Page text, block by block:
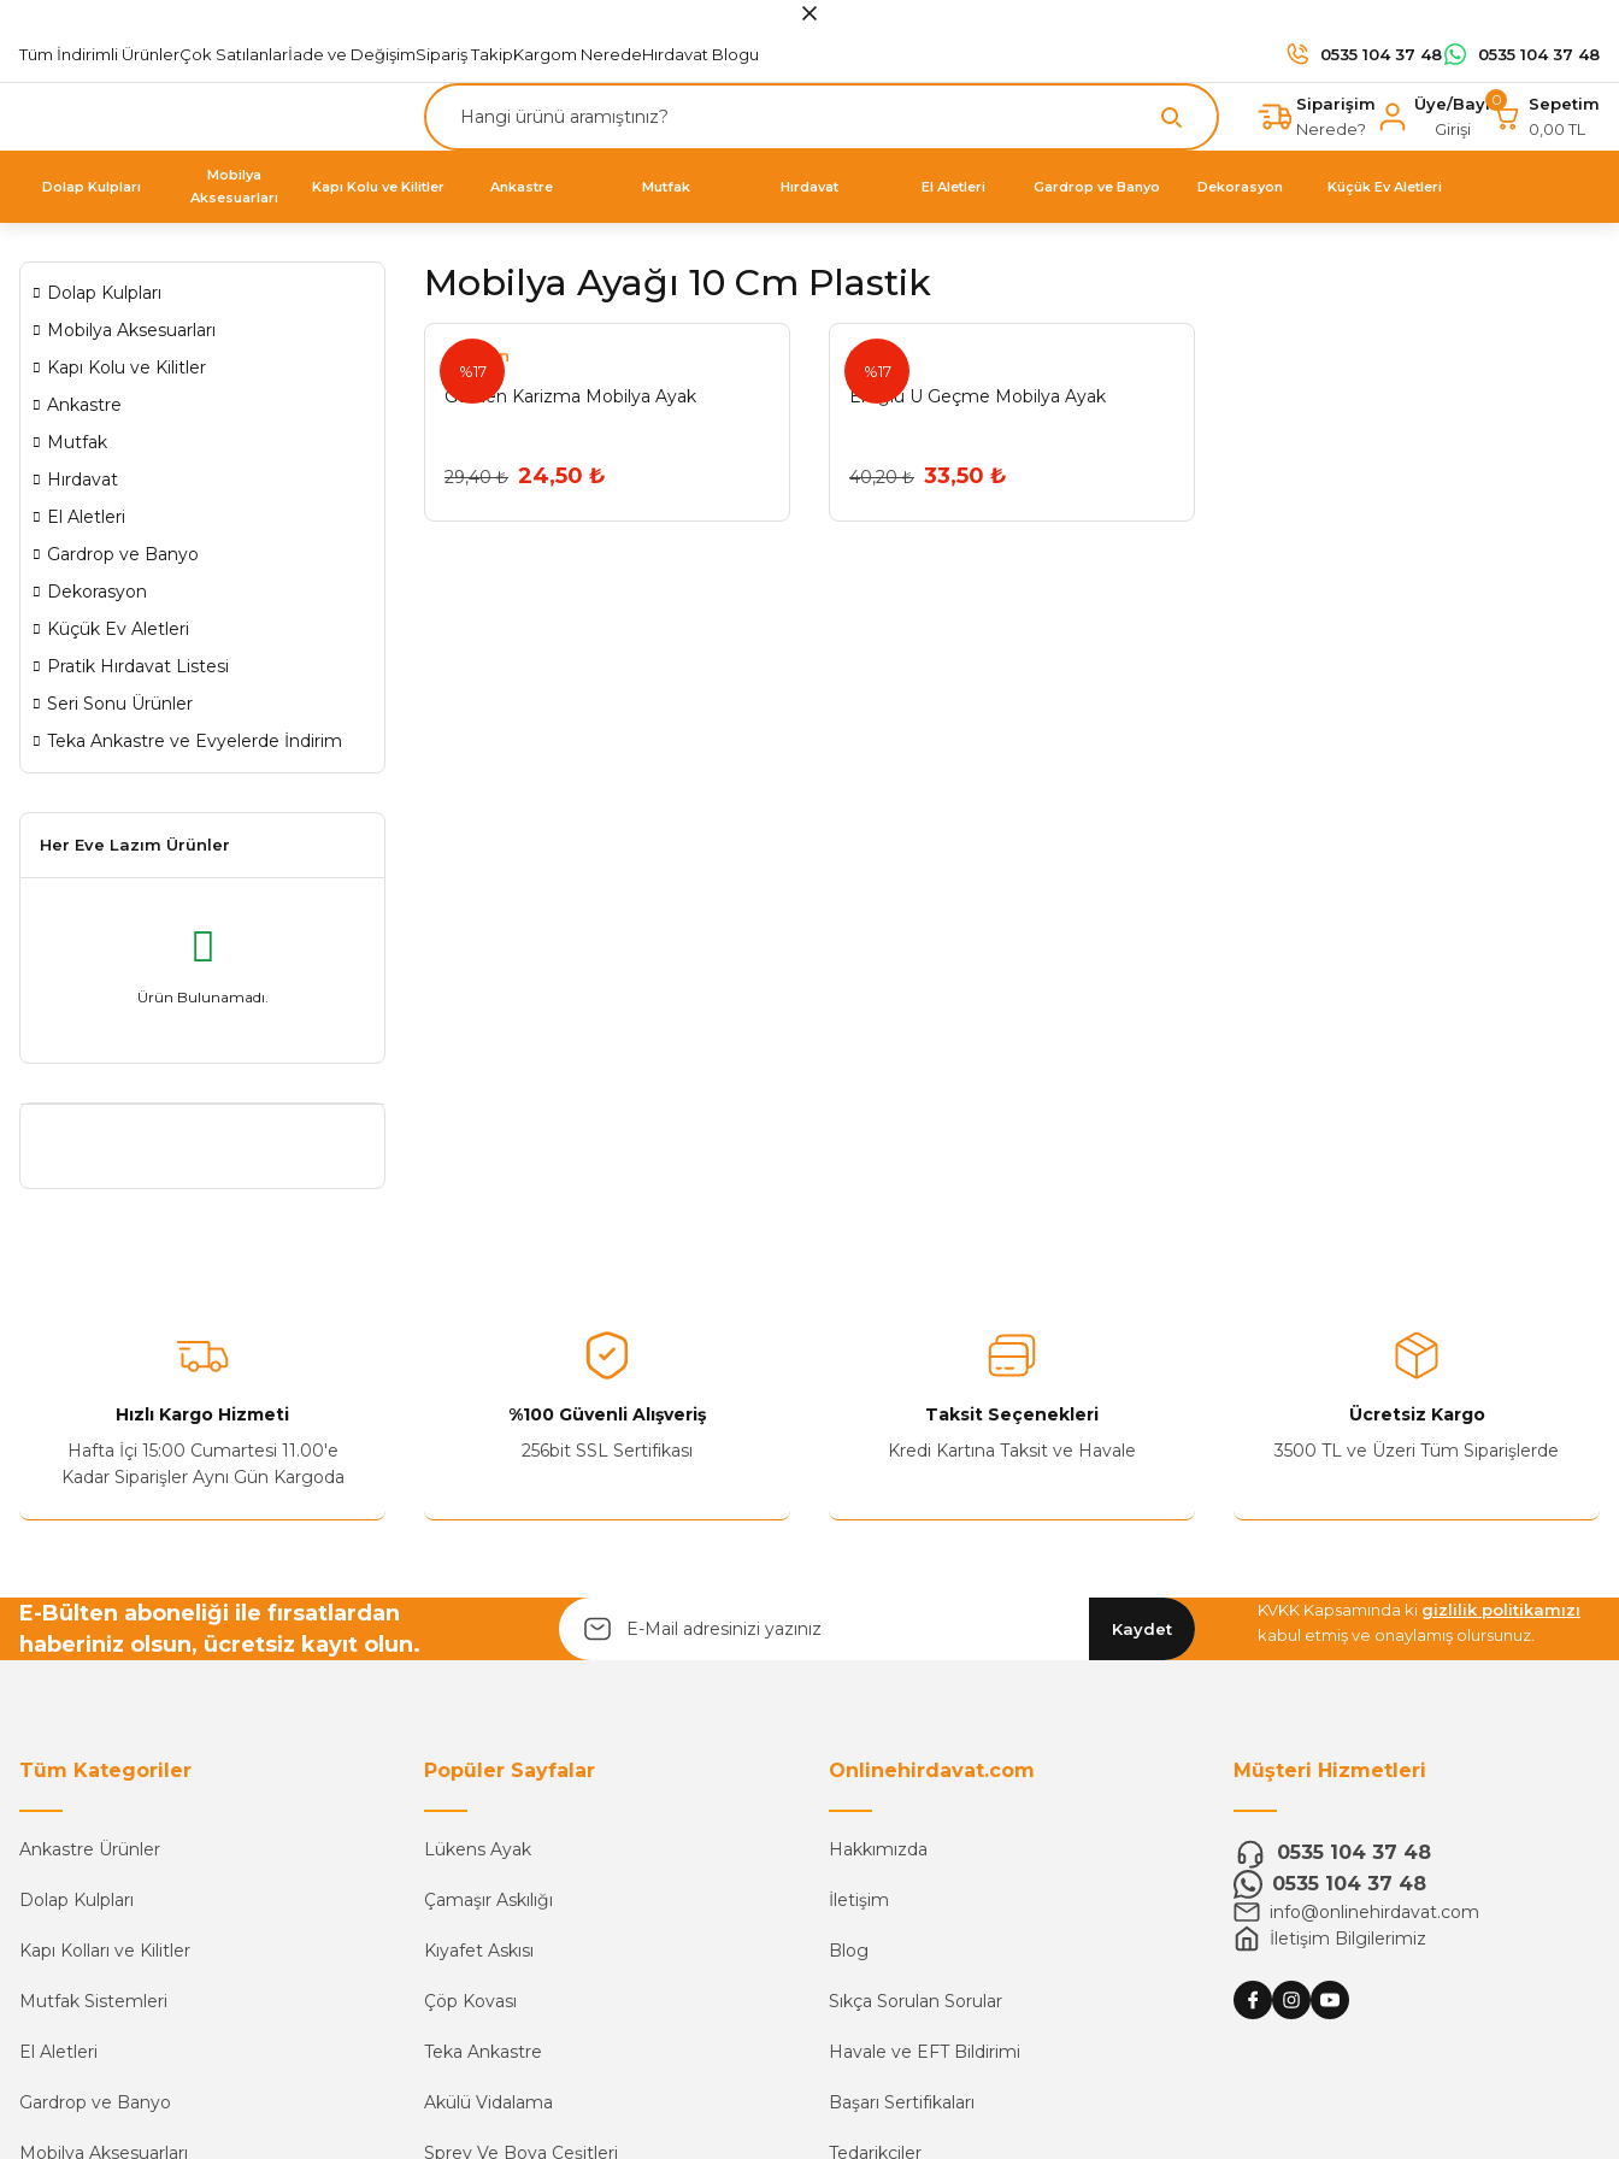
Tüm İndirimli ÜrünlerÇok Satılanlarİade ve DeğişimSipariş TakipKargom NeredeHırdavat Blogu 0535 104 37 48 0535 104 37 48
Siparişim
Nerede?
Üye/Bayi
Girişi
0
Sepetim
0,00 TL
Dolap Kulpları
Mobilya
Aksesuarları
Kapı Kolu ve Kilitler Ankastre Mutfak Hırdavat El Aletleri Gardrop ve Banyo Dekorasyon Küçük Ev Aletleri
Dolap Kulpları
Mobilya Aksesuarları
Kapı Kolu ve Kilitler
Ankastre
Mutfak
Hırdavat
El Aletleri
Gardrop ve Banyo
Dekorasyon
Küçük Ev Aletleri
Pratik Hırdavat Listesi
Seri Sonu Ürünler
Teka Ankastre ve Evyelerde İndirim
Her Eve Lazım Ürünler
Ürün Bulunamadı.
Mobilya Ayağı 10 Cm Plastik
%17
Gürden
Gürden Karizma Mobilya Ayak
29,40 ₺ 24,50 ₺
%17
Eroğlu
Eroğlu U Geçme Mobilya Ayak
40,20 ₺ 33,50 ₺
Hızlı Kargo Hizmeti
Hafta İçi 15:00 Cumartesi 11.00'e
Kadar Siparişler Aynı Gün Kargoda
%100 Güvenli Alışveriş
256bit SSL Sertifikası
Taksit Seçenekleri
Kredi Kartına Taksit ve Havale
Ücretsiz Kargo
3500 TL ve Üzeri Tüm Siparişlerde
E-Bülten aboneliği ile fırsatlardan
haberiniz olsun, ücretsiz kayıt olun.
Kaydet
KVKK Kapsamında ki gizlilik politikamızı
kabul etmiş ve onaylamış olursunuz.
Tüm Kategoriler
Ankastre Ürünler
Dolap Kulpları
Kapı Kolları ve Kilitler
Mutfak Sistemleri
El Aletleri
Gardrop ve Banyo
Mobilya Aksesuarları
Popüler Sayfalar
Lükens Ayak
Çamaşır Askılığı
Kıyafet Askısı
Çöp Kovası
Teka Ankastre
Akülü Vidalama
Sprey Ve Boya Çeşitleri
Onlinehirdavat.com
Hakkımızda
İletişim
Blog
Sıkça Sorulan Sorular
Havale ve EFT Bildirimi
Başarı Sertifikaları
Tedarikçiler
Müşteri Hizmetleri
0535 104 37 48
0535 104 37 48
info@onlinehirdavat.com
İletişim Bilgilerimiz